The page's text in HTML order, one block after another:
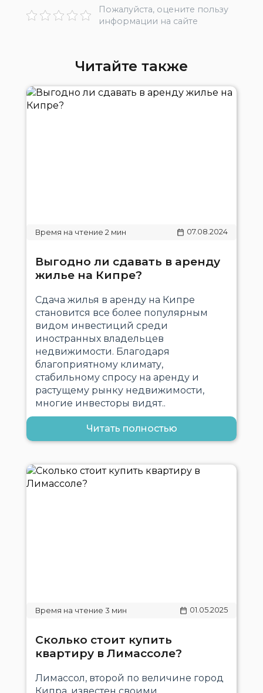
Пожалуйста, оцените пользу
информации на сайте
Читайте также
07.08.2024
Выгодно ли сдавать в аренду
жилье на Кипре?
Сдача жилья в аренду на Кипре
становится все более популярным
видом инвестиций среди
иностранных владельцев
недвижимости. Благодаря
благоприятному климату,
стабильному спросу на аренду и
растущему рынку недвижимости,
многие инвесторы видят..
Читать полностью
01.05.2025
Сколько стоит купить
квартиру в Лимассоле?
Лимассол, второй по величине город